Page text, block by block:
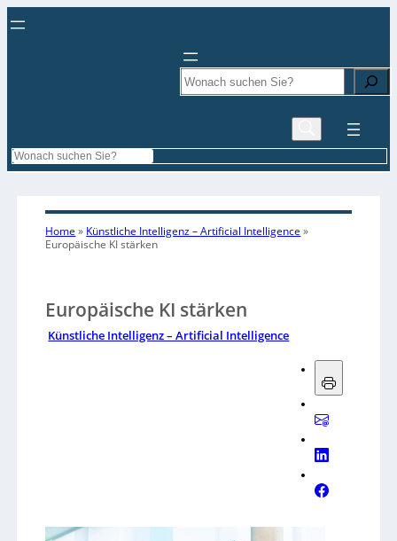
Search
Search
Home » Künstliche Intelligenz – Artificial Intelligence »
Europäische KI stärken
Europäische KI stärken
Künstliche Intelligenz – Artificial Intelligence